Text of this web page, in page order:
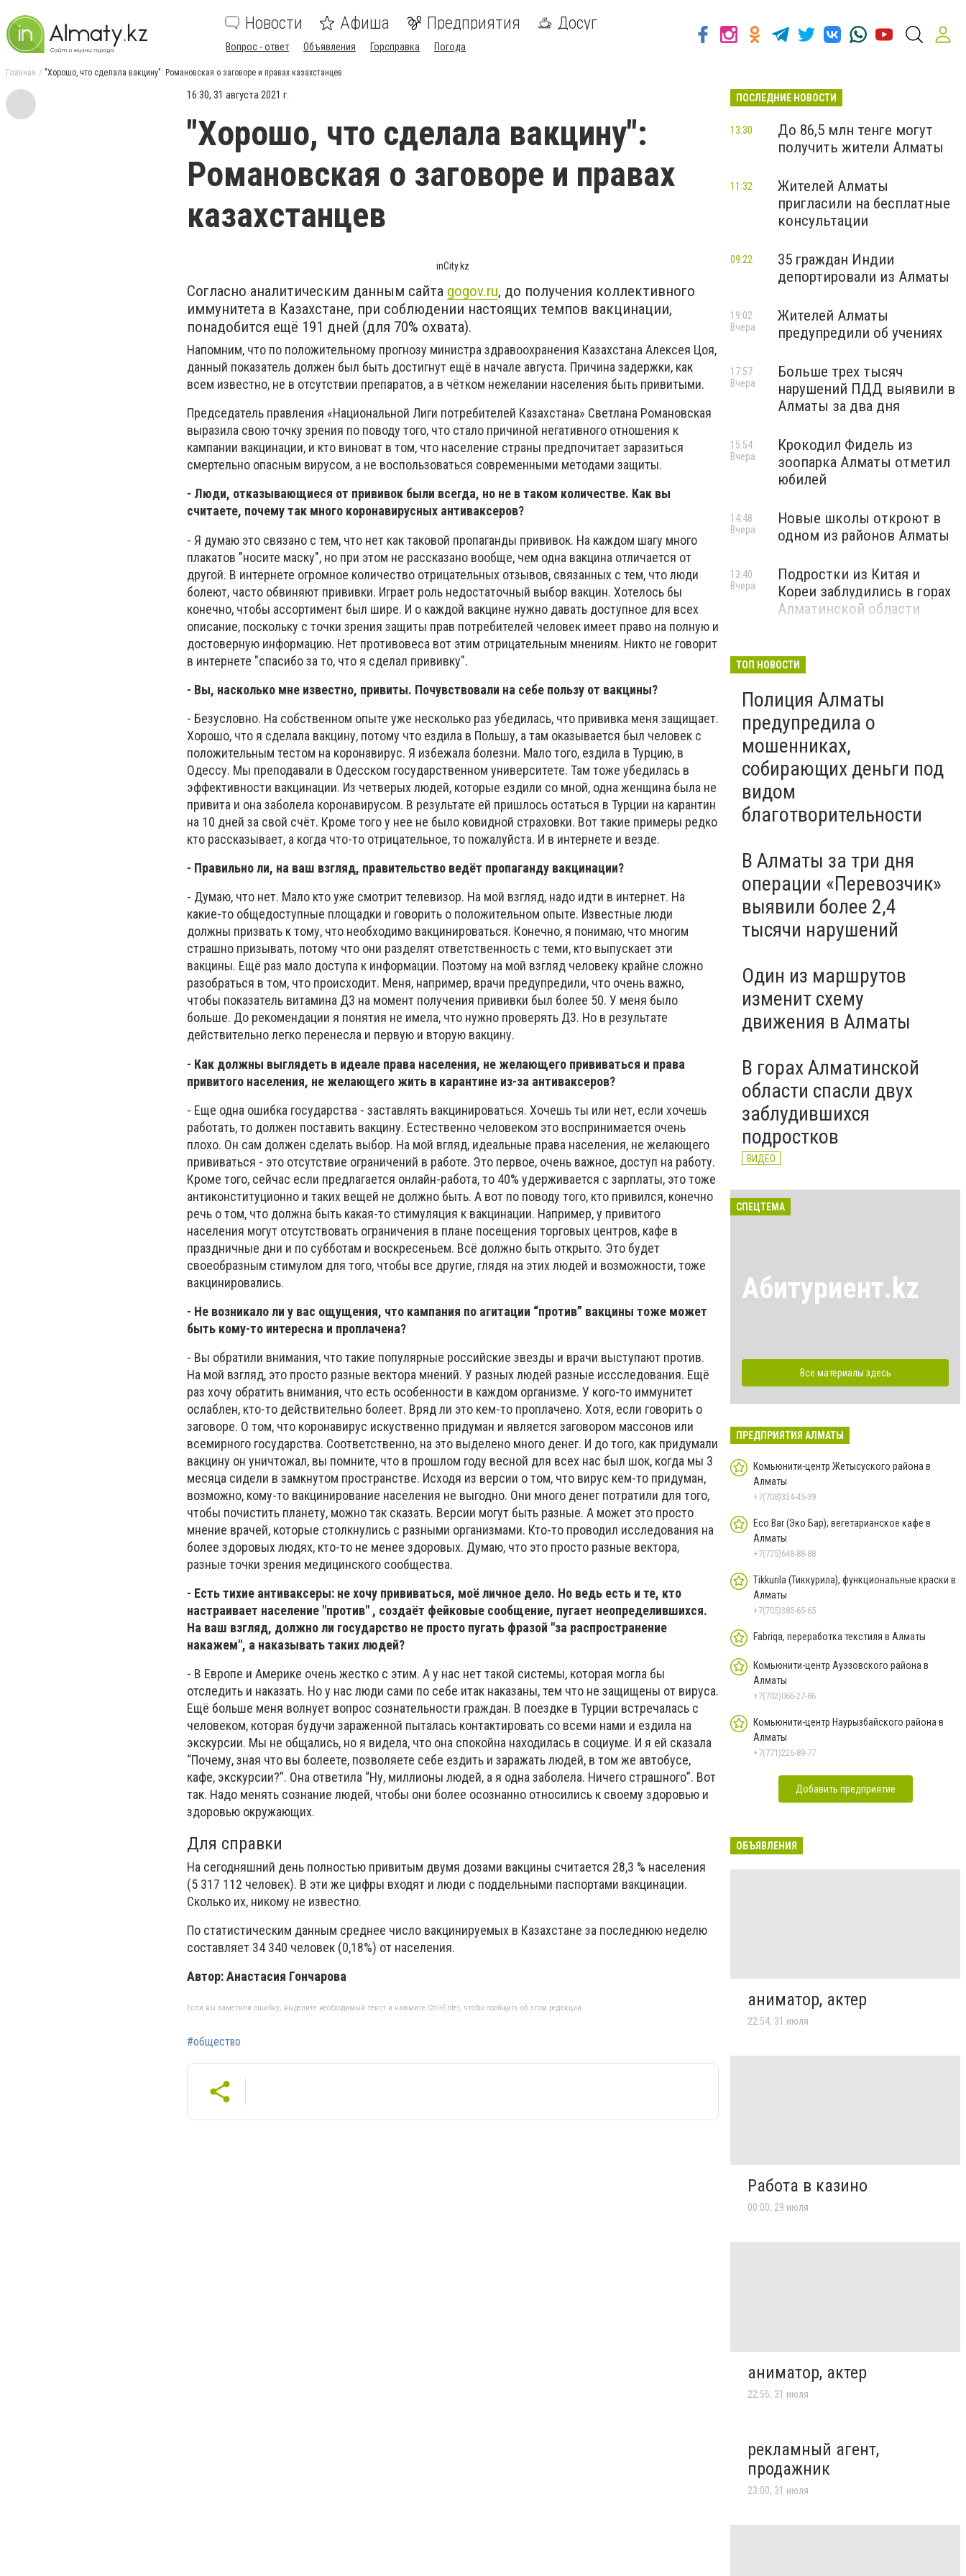
Новости Афиша Предприятия Досуг
Вопрос - ответ Объявления Горсправка Погода
Главная "Хорошо, что сделала вакцину": Романовская о заговоре и правах казахстанцев
16:30, 31 августа 2021 г.
"Хорошо, что сделала вакцину":
Романовская о заговоре и правах
казахстанцев
inCity.kz
Согласно аналитическим данным сайта gogov.ru, до получения коллективного
иммунитета в Казахстане, при соблюдении настоящих темпов вакцинации,
понадобится ещё 191 дней (для 70% охвата).
Напомним, что по положительному прогнозу министра здравоохранения Казахстана Алексея Цоя,
данный показатель должен был быть достигнут ещё в начале августа. Причина задержки, как
всем известно, не в отсутствии препаратов, а в чётком нежелании населения быть привитыми.
Председатель правления «Национальной Лиги потребителей Казахстана» Светлана Романовская
выразила свою точку зрения по поводу того, что стало причиной негативного отношения к
кампании вакцинации, и кто виноват в том, что население страны предпочитает заразиться
смертельно опасным вирусом, а не воспользоваться современными методами защиты.
- Люди, отказывающиеся от прививок были всегда, но не в таком количестве. Как вы
считаете, почему так много коронавирусных антиваксеров?
- Я думаю это связано с тем, что нет как таковой пропаганды прививок. На каждом шагу много
плакатов "носите маску", но при этом не рассказано вообще, чем одна вакцина отличается от
другой. В интернете огромное количество отрицательных отзывов, связанных с тем, что люди
болеют, часто обвиняют прививки. Играет роль недостаточный выбор вакцин. Хотелось бы
конечно, чтобы ассортимент был шире. И о каждой вакцине нужно давать доступное для всех
описание, поскольку с точки зрения защиты прав потребителей человек имеет право на полную и
достоверную информацию. Нет противовеса вот этим отрицательным мнениям. Никто не говорит
в интернете "спасибо за то, что я сделал прививку".
- Вы, насколько мне известно, привиты. Почувствовали на себе пользу от вакцины?
- Безусловно. На собственном опыте уже несколько раз убедилась, что прививка меня защищает.
Хорошо, что я сделала вакцину, потому что ездила в Польшу, а там оказывается был человек с
положительным тестом на коронавирус. Я избежала болезни. Мало того, ездила в Турцию, в
Одессу. Мы преподавали в Одесском государственном университете. Там тоже убедилась в
эффективности вакцинации. Из четверых людей, которые ездили со мной, одна женщина была не
привита и она заболела коронавирусом. В результате ей пришлось остаться в Турции на карантин
на 10 дней за свой счёт. Кроме того у нее не было ковидной страховки. Вот такие примеры редко
кто рассказывает, а когда что-то отрицательное, то пожалуйста. И в интернете и везде.
- Правильно ли, на ваш взгляд, правительство ведёт пропаганду вакцинации?
- Думаю, что нет. Мало кто уже смотрит телевизор. На мой взгляд, надо идти в интернет. На
какие-то общедоступные площадки и говорить о положительном опыте. Известные люди
должны призвать к тому, что необходимо вакцинироваться. Конечно, я понимаю, что многим
страшно призывать, потому что они разделят ответственность с теми, кто выпускает эти
вакцины. Ещё раз мало доступа к информации. Поэтому на мой взгляд человеку крайне сложно
разобраться в том, что происходит. Меня, например, врачи предупредили, что очень важно,
чтобы показатель витамина Д3 на момент получения прививки был более 50. У меня было
больше. До рекомендации я понятия не имела, что нужно проверять Д3. Но в результате
действительно легко перенесла и первую и вторую вакцину.
- Как должны выглядеть в идеале права населения, не желающего прививаться и права
привитого населения, не желающего жить в карантине из-за антиваксеров?
- Еще одна ошибка государства - заставлять вакцинироваться. Хочешь ты или нет, если хочешь
работать, то должен поставить вакцину. Естественно человеком это воспринимается очень
плохо. Он сам должен сделать выбор. На мой вгляд, идеальные права населения, не желающего
прививаться - это отсутствие ограничений в работе. Это первое, очень важное, доступ на работу.
Кроме того, сейчас если предлагается онлайн-работа, то 40% удерживается с зарплаты, это тоже
антиконституционно и таких вещей не должно быть. А вот по поводу того, кто привился, конечно
речь о том, что должна быть какая-то стимуляция к вакцинации. Например, у привитого
населения могут отсутствовать ограничения в плане посещения торговых центров, кафе в
праздничные дни и по субботам и воскресеньем. Всё должно быть открыто. Это будет
своеобразным стимулом для того, чтобы все другие, глядя на этих людей и возможности, тоже
вакцинировались.
- Не возникало ли у вас ощущения, что кампания по агитации “против” вакцины тоже может
быть кому-то интересна и проплачена?
- Вы обратили внимания, что такие популярные российские звезды и врачи выступают против.
На мой взгляд, это просто разные вектора мнений. У разных людей разные иссследования. Ещё
раз хочу обратить внимания, что есть особенности в каждом организме. У кого-то иммунитет
ослаблен, кто-то действительно болеет. Вряд ли это кем-то проплачено. Хотя, если говорить о
заговоре. О том, что коронавирус искуственно придуман и является заговором массонов или
всемирного государства. Соответственно, на это выделено много денег. И до того, как придумали
вакцину он уничтожал, вы помните, что в прошлом году весной для всех нас был шок, когда мы 3
месяца сидели в замкнутом пространстве. Исходя из версии о том, что вирус кем-то придуман,
возможно, кому-то вакцинирование населения не выгодно. Они много денег потратили для того,
чтобы почистить планету, можно так сказать. Версии могут быть разные. А может это просто
мнение врачей, которые столкнулись с разными организмами. Кто-то проводил исследования на
более здоровых людях, кто-то не менее здоровых. Думаю, что это просто разные вектора,
разные точки зрения медицинского сообщества.
- Есть тихие антиваксеры: не хочу прививаться, моё личное дело. Но ведь есть и те, кто
настраивает население "против" , создаёт фейковые сообщение, пугает неопределившихся.
На ваш взгляд, должно ли государство не просто пугать фразой "за распространение
накажем", а наказывать таких людей?
- В Европе и Америке очень жестко с этим. А у нас нет такой системы, которая могла бы
отследить и наказать. Но у нас люди сами по себе итак наказаны, тем что не защищены от вируса.
Ещё больше меня волнует вопрос сознательности граждан. В поездке в Турции встречалась с
человеком, которая будучи зараженной пыталась контактировать со всеми нами и ездила на
экскурсии. Мы не общались, но я видела, что она спокойна находилась в социуме. И я ей сказала
“Почему, зная что вы болеете, позволяете себе ездить и заражать людей, в том же автобусе,
кафе, экскурсии?”. Она ответила “Ну, миллионы людей, а я одна заболела. Ничего страшного”. Вот
так. Надо менять сознание людей, чтобы они более осознанно относились к своему здоровью и
здоровью окружающих.
Для справки
На сегодняшний день полностью привитым двумя дозами вакцины считается 28,3 % населения
(5 317 112 человек). В эти же цифры входят и люди с поддельными паспортами вакцинации.
Сколько их, никому не известно.
По статистическим данным среднее число вакцинируемых в Казахстане за последнюю неделю
составляет 34 340 человек (0,18%) от населения.
Автор: Анастасия Гончарова
Если вы заметили ошибку, выделите необходимый текст и нажмите Ctrl+Enter, чтобы сообщить об этом редакции
#общество
ПОСЛЕДНИЕ НОВОСТИ
До 86,5 млн тенге могут
получить жители Алматы
13:30
Жителей Алматы
пригласили на бесплатные
консультации
11:32
35 граждан Индии
депортировали из Алматы
09:22
Жителей Алматы
предупредили об учениях
19:02
Вчера
Больше трех тысяч
нарушений ПДД выявили в
Алматы за два дня
17:57
Вчера
Крокодил Фидель из
зоопарка Алматы отметил
юбилей
15:54
Вчера
Новые школы откроют в
одном из районов Алматы
14:48
Вчера
Подростки из Китая и
Кореи заблудились в горах
Алматинской области
13:40
Вчера
ТОП НОВОСТИ
Полиция Алматы
предупредила о
мошенниках,
собирающих деньги под
видом
благотворительности
В Алматы за три дня
операции «Перевозчик»
выявили более 2,4
тысячи нарушений
Один из маршрутов
изменит схему
движения в Алматы
В горах Алматинской
области спасли двух
заблудившихся
подростков
ВИДЕО
СПЕЦТЕМА
Абитуриент.kz
Все материалы здесь
ПРЕДПРИЯТИЯ АЛМАТЫ
Комьюнити-центр Жетысуского района в
Алматы
+7(708)334-45-39
Eco Bar (Эко Бар), вегетарианское кафе в
Алматы
+7(775)648-88-88
Tikkurila (Тиккурила), функциональные краски в
Алматы
+7(705)385-65-65
Fabriqa, переработка текстиля в Алматы
Комьюнити-центр Ауэзовского района в
Алматы
+7(702)066-27-86
Комьюнити-центр Наурызбайского района в
Алматы
+7(771)226-89-77
Добавить предприятие
ОБЪЯВЛЕНИЯ
аниматор, актер
22:54, 31 июля
Работа в казино
00:00, 29 июля
аниматор, актер
22:56, 31 июля
рекламный агент,
продажник
23:00, 31 июля